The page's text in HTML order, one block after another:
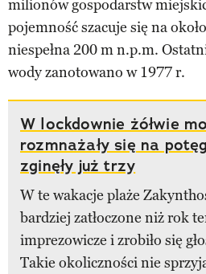
milionów gospodarstw
pojemność szacuje się na
niespełna 200 m n.p.m.
wody zanotowano w 1977 r.
W lockdownie żółwie
rozmnażały się na
zginęły już trzy
W te wakacje plaże
bardziej zatłoczone niż rok
imprezowicze i zrobiło się
Takie okoliczności nie